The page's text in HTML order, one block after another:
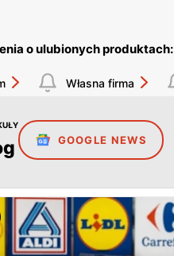
o ulubionych produktach:
Własna firma
GOOGLE NEWS